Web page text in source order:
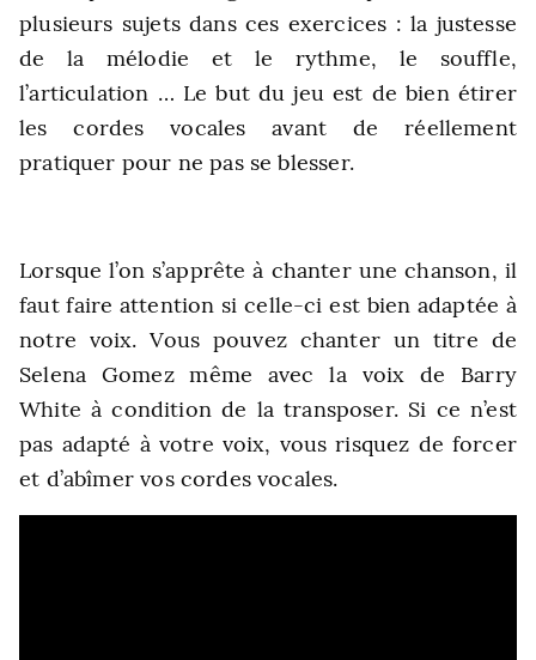
plusieurs sujets dans ces exercices : la justesse
de la mélodie et le rythme, le souffle,
l’articulation … Le but du jeu est de bien étirer
les cordes vocales avant de réellement
pratiquer pour ne pas se blesser.
Lorsque l’on s’apprête à chanter une chanson, il
faut faire attention si celle-ci est bien adaptée à
notre voix. Vous pouvez chanter un titre de
Selena Gomez même avec la voix de Barry
White à condition de la transposer. Si ce n’est
pas adapté à votre voix, vous risquez de forcer
et d’abîmer vos cordes vocales.